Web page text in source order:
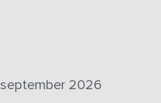
september 2026